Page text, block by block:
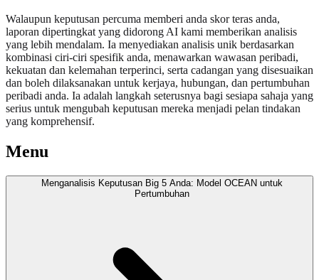
Walaupun keputusan percuma memberi anda skor teras anda,
laporan dipertingkat yang didorong AI kami memberikan analisis
yang lebih mendalam. Ia menyediakan analisis unik berdasarkan
kombinasi ciri-ciri spesifik anda, menawarkan wawasan peribadi,
kekuatan dan kelemahan terperinci, serta cadangan yang disesuaikan
dan boleh dilaksanakan untuk kerjaya, hubungan, dan pertumbuhan
peribadi anda. Ia adalah langkah seterusnya bagi sesiapa sahaja yang
serius untuk mengubah keputusan mereka menjadi pelan tindakan
yang komprehensif.
Menu
Menganalisis Keputusan Big 5 Anda: Model OCEAN untuk
Pertumbuhan